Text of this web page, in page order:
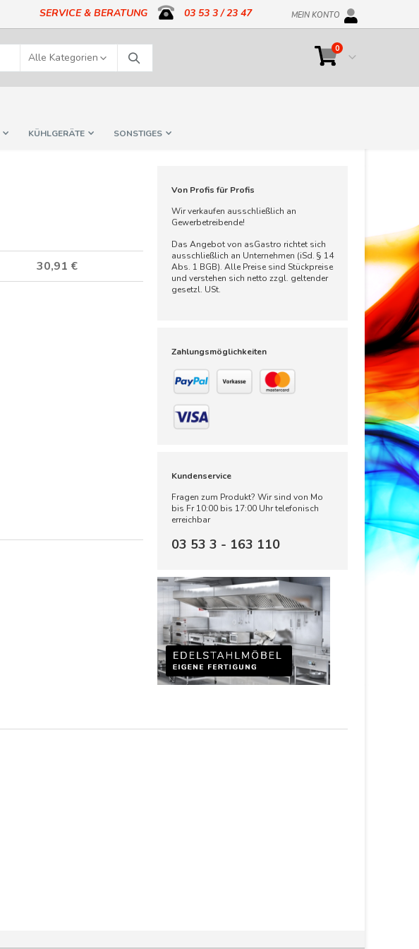
SERVICE & BERATUNG 03 53 3 / 23 47 MEIN KONTO
Cart
0Artikel
Suche
KÜHLGERÄTE SONSTIGES
30,91 €
Von Profis für Profis
Wir verkaufen ausschließlich an
Gewerbetreibende!
Das Angebot von asGastro richtet sich
ausschließlich an Unternehmen (iSd. § 14
Abs. 1 BGB). Alle Preise sind Stückpreise
und verstehen sich netto zzgl. geltender
gesetzl. USt.
Zahlungsmöglichkeiten
Kundenservice
Fragen zum Produkt? Wir sind von Mo
bis Fr 10:00 bis 17:00 Uhr telefonisch
erreichbar
03 53 3 - 163 110